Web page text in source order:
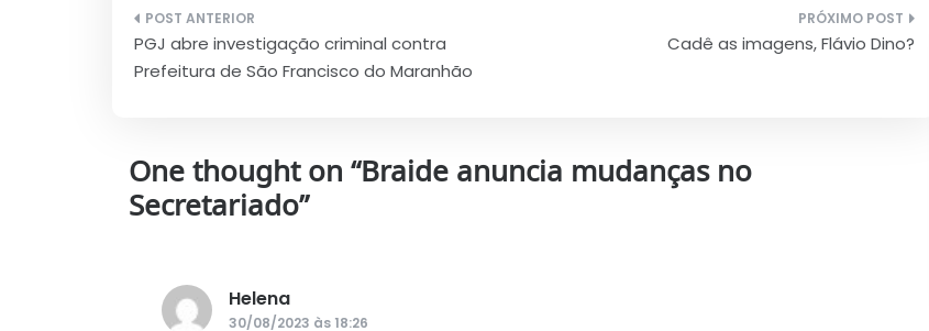
Navegação
de
PGJ abre investigação criminal contra
Prefeitura de São Francisco do Maranhão
Cadê as imagens, Flávio Dino?
One thought on “Braide anuncia mudanças no
Secretariado”
Helena
30/08/2023 às 18:26